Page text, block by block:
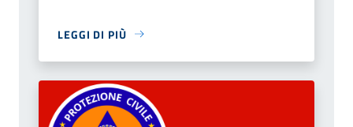
LEGGI DI PIÙ